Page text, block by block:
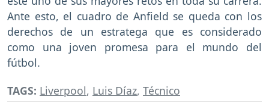
Ante esto, el cuadro de Anfield se queda con los
derechos de un estratega que es considerado
como una joven promesa para el mundo del
fútbol.
TAGS: Liverpool, Luis Díaz, Técnico